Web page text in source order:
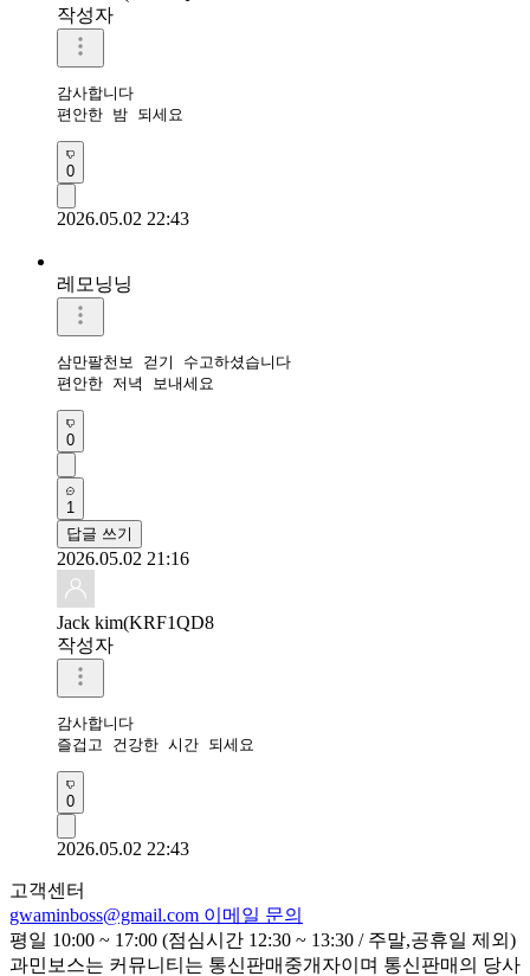
작성자
감사합니다
편안한 밤 되세요
0
2026.05.02 22:43
레모닝닝
삼만팔천보 걷기 수고하셨습니다
편안한 저녁 보내세요
0
1
답글 쓰기
2026.05.02 21:16
Jack kim(KRF1QD8
작성자
감사합니다
즐겁고 건강한 시간 되세요
0
2026.05.02 22:43
고객센터
gwaminboss@gmail.com 이메일 문의
평일 10:00 ~ 17:00 (점심시간 12:30 ~ 13:30 / 주말,공휴일 제외)
과민보스는 커뮤니티는 통신판매중개자이며 통신판매의 당사